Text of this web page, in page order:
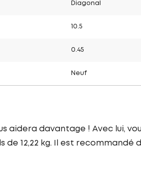
Diagonal
10.5
0.45
Neuf
aidera davantage ! Avec lui,
12,22 kg. Il est recommandé